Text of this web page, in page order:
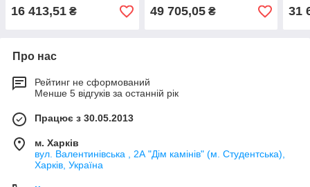
16 413,51 ₴ 49 705,05₴ 31
Про нас
Рейтинг не сформований
Менше 5 відгуків за останній рік
Працює з 30.05.2013
м. Харків
вул. Валентинівська , 2А "Дім камінів" (м. Студентська),
Харків, Україна